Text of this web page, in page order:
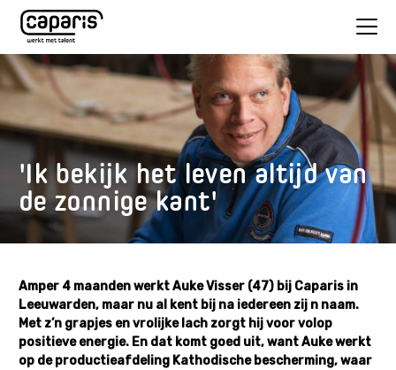
'Ik bekijk het leven altijd van
de zonnige kant'
Amper 4 maanden werkt Auke Visser (47) bij Caparis in
Leeuwarden, maar nu al kent bij na iedereen zij n naam.
Met z’n grapjes en vrolijke lach zorgt hij voor volop
positieve energie. En dat komt goed uit, want Auke werkt
op de productieafdeling Kathodische bescherming, waar